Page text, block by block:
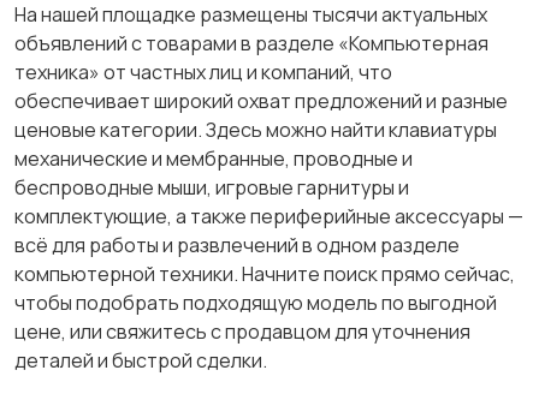
На нашей площадке размещены тысячи актуальных
объявлений с товарами в разделе «Компьютерная
техника» от частных лиц и компаний, что
обеспечивает широкий охват предложений и разные
ценовые категории. Здесь можно найти клавиатуры
механические и мембранные, проводные и
беспроводные мыши, игровые гарнитуры и
комплектующие, а также периферийные аксессуары —
всё для работы и развлечений в одном разделе
компьютерной техники. Начните поиск прямо сейчас,
чтобы подобрать подходящую модель по выгодной
цене, или свяжитесь с продавцом для уточнения
деталей и быстрой сделки.